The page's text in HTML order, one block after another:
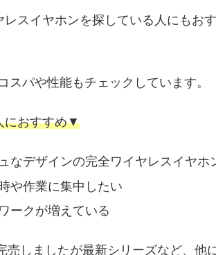
スイヤホンを探している人にもお
スパや性能もチェックしています。
におすすめ▼
なデザインの完全ワイヤレスイヤホ
や作業に集中したい
ークが増えている
売しましたが最新シリーズなど、他